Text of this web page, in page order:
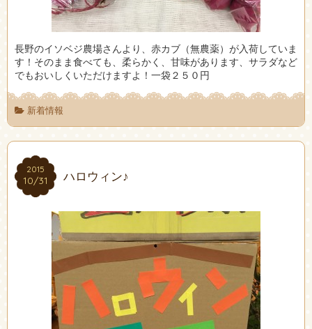
長野のイソベジ農場さんより、赤カブ（無農薬）が入荷していま
す！そのまま食べても、柔らかく、甘味があります、サラダなど
でもおいしくいただけますよ！一袋２５０円
新着情報
2015
10/31
2015
10/31 ハロウィン♪